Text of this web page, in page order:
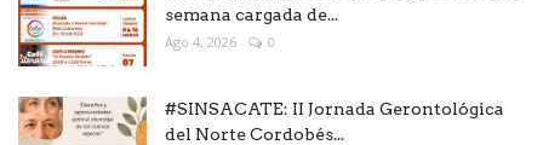
semana cargada de...
Ago 4, 2026 0
#SINSACATE: II Jornada Gerontológica
del Norte Cordobés...